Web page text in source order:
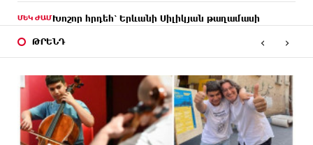
ՄԵԿ ԺԱՄ
ԱՌԱՋ
Խոշոր հրդեհ՝ Երևանի Սիլիկյան թաղամասի
ու ծուխը տեսանելի են մի քանի կիլոմետրից
Հնդկաստանի և Իսրայելի վարչապետները
քննարկել են Մերձավոր Արևելքում տիրող
իրավիճակը
28 ՐՈՊԵ
ԱՌԱՋ
Մալաթիա-Սեբաստիա վարչական շրջանում
արմատից փտած հերթական ծառն է տապալվել
ԹՐԵՆԴ ‹ ›